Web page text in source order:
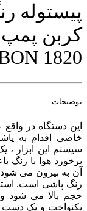
کربن
1820
توضیحات
این دستگاه در
خاصی اقدام به
سیستم این ابزار ،
برخورد هوا با
آن به بیرون می شود
رنگ پاشی است.
حجم بالا می شود
یکنواخت و یک دست